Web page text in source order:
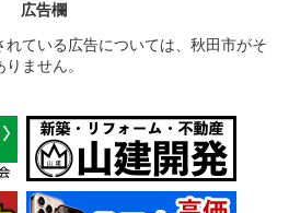
広告欄
ている広告については、秋田市がそ
ません。